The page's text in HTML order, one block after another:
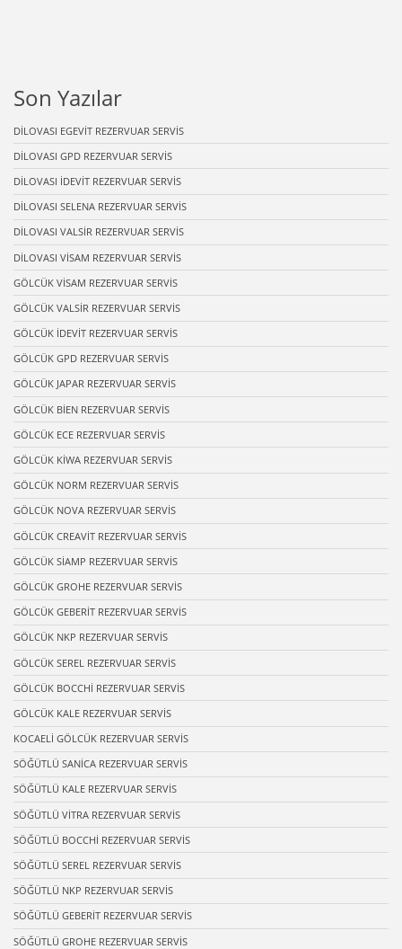
Son Yazılar
DİLOVASI EGEVİT REZERVUAR SERVİS
DİLOVASI GPD REZERVUAR SERVİS
DİLOVASI İDEVİT REZERVUAR SERVİS
DİLOVASI SELENA REZERVUAR SERVİS
DİLOVASI VALSİR REZERVUAR SERVİS
DİLOVASI VİSAM REZERVUAR SERVİS
GÖLCÜK VİSAM REZERVUAR SERVİS
GÖLCÜK VALSİR REZERVUAR SERVİS
GÖLCÜK İDEVİT REZERVUAR SERVİS
GÖLCÜK GPD REZERVUAR SERVİS
GÖLCÜK JAPAR REZERVUAR SERVİS
GÖLCÜK BİEN REZERVUAR SERVİS
GÖLCÜK ECE REZERVUAR SERVİS
GÖLCÜK KİWA REZERVUAR SERVİS
GÖLCÜK NORM REZERVUAR SERVİS
GÖLCÜK NOVA REZERVUAR SERVİS
GÖLCÜK CREAVİT REZERVUAR SERVİS
GÖLCÜK SİAMP REZERVUAR SERVİS
GÖLCÜK GROHE REZERVUAR SERVİS
GÖLCÜK GEBERİT REZERVUAR SERVİS
GÖLCÜK NKP REZERVUAR SERVİS
GÖLCÜK SEREL REZERVUAR SERVİS
GÖLCÜK BOCCHİ REZERVUAR SERVİS
GÖLCÜK KALE REZERVUAR SERVİS
KOCAELİ GÖLCÜK REZERVUAR SERVİS
SÖĞÜTLÜ SANİCA REZERVUAR SERVİS
SÖĞÜTLÜ KALE REZERVUAR SERVİS
SÖĞÜTLÜ VİTRA REZERVUAR SERVİS
SÖĞÜTLÜ BOCCHİ REZERVUAR SERVİS
SÖĞÜTLÜ SEREL REZERVUAR SERVİS
SÖĞÜTLÜ NKP REZERVUAR SERVİS
SÖĞÜTLÜ GEBERİT REZERVUAR SERVİS
SÖĞÜTLÜ GROHE REZERVUAR SERVİS